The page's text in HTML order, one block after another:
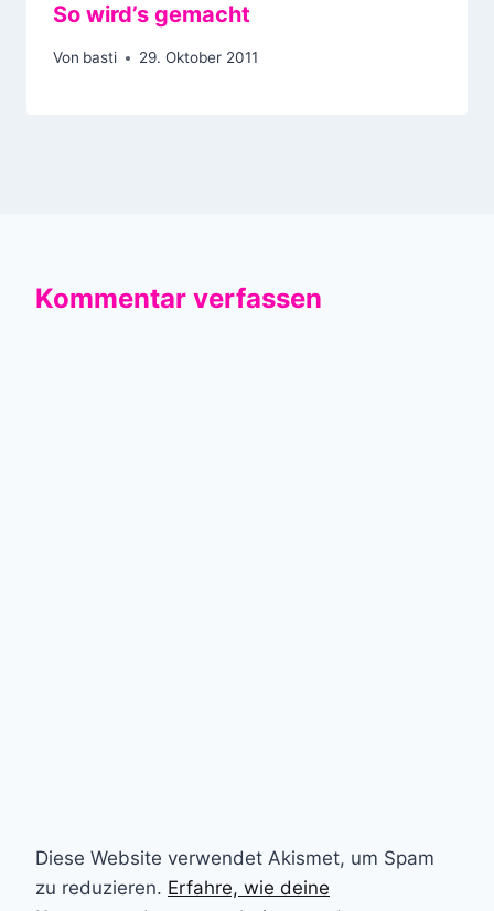
So wird’s gemacht
Von basti 29. Oktober 2011
Kommentar verfassen
Diese Website verwendet Akismet, um Spam
zu reduzieren. Erfahre, wie deine